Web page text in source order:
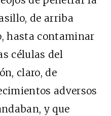
de arriba
hasta contaminar
células del
claro, de
adversos
y que